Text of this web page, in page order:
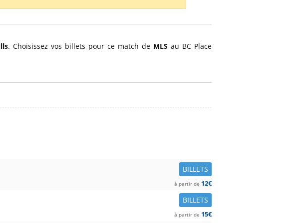
. Choisissez vos billets pour ce match de MLS au BC Place
BILLETS
à partir de 12€
BILLETS
à partir de 15€